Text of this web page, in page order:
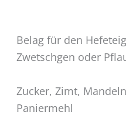
Belag für den
Zwetschgen oder
Zucker, Zimt,
Paniermehl